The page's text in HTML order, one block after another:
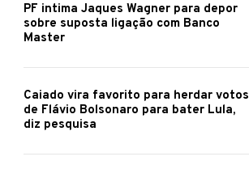
PF intima Jaques Wagner para depor
sobre suposta ligação com Banco
Master
Caiado vira favorito para herdar votos
de Flávio Bolsonaro para bater Lula,
diz pesquisa